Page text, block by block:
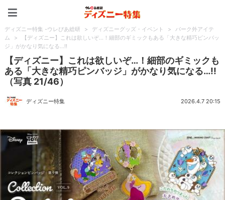
ディズニー特集 -ウレぴあ総研 > ディズニーグッズ・イベント >
パーク外アイテ
ム
>
【ディズニー】これは欲しいぞ…！細部のギミックもある「大きな精巧ピンバッ
ジ」がかなり気になる…!!
【ディズニー】これは欲しいぞ…！細部のギミックも
ある「大きな精巧ピンバッジ」がかなり気になる…!!
（写真 21/46）
ディズニー特集 2026.4.7 20:15